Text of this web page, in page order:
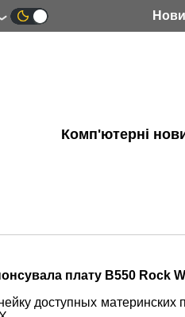
Комп'ютерні
плату B550 Rock
доступных материнских